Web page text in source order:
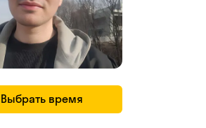
Выбрать время